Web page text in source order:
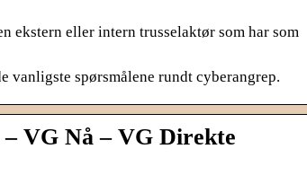
ekstern eller intern trusselaktør som har som
vanligste spørsmålene rundt cyberangrep.
VG Nå – VG Direkte